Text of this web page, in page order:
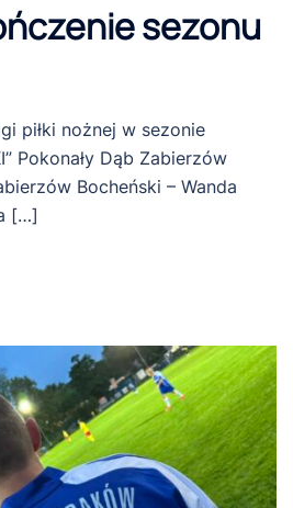
sezonu
piłki nożnej w sezonie
Pokonały Dąb Zabierzów
Bocheński – Wanda
[…]